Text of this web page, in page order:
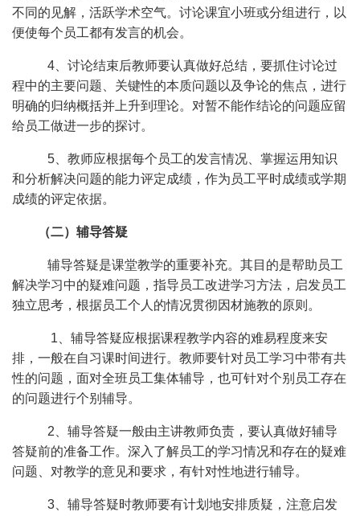
不同的见解，活跃学术空气。讨论课宜小班或分组进行，以
便使每个员工都有发言的机会。
4、讨论结束后教师要认真做好总结，要抓住讨论过
程中的主要问题、关键性的本质问题以及争论的焦点，进行
明确的归纳概括并上升到理论。对暂不能作结论的问题应留
给员工做进一步的探讨。
5、教师应根据每个员工的发言情况、掌握运用知识
和分析解决问题的能力评定成绩，作为员工平时成绩或学期
成绩的评定依据。
（二）辅导答疑
辅导答疑是课堂教学的重要补充。其目的是帮助员工
解决学习中的疑难问题，指导员工改进学习方法，启发员工
独立思考，根据员工个人的情况贯彻因材施教的原则。
1、辅导答疑应根据课程教学内容的难易程度来安
排，一般在自习课时间进行。教师要针对员工学习中带有共
性的问题，面对全班员工集体辅导，也可针对个别员工存在
的问题进行个别辅导。
2、辅导答疑一般由主讲教师负责，要认真做好辅导
答疑前的准备工作。深入了解员工的学习情况和存在的疑难
问题、对教学的意见和要求，有针对性地进行辅导。
3、辅导答疑时教师要有计划地安排质疑，注意启发